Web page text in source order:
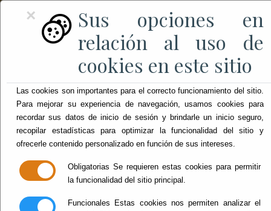
×
Sus opciones en
relación al uso de
cookies en este sitio
Las cookies son importantes para el correcto funcionamiento del sitio.
Para mejorar su experiencia de navegación, usamos cookies para
recordar sus datos de inicio de sesión y brindarle un inicio seguro,
recopilar estadísticas para optimizar la funcionalidad del sitio y
ofrecerle contenido personalizado en función de sus intereses.
Obligatorias Se requieren estas cookies para permitir
la funcionalidad del sitio principal.
Funcionales Estas cookies nos permiten analizar el